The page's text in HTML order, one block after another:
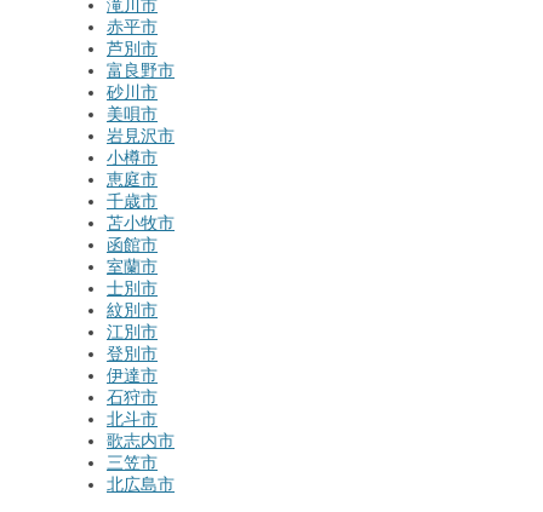
滝川市
赤平市
芦別市
富良野市
砂川市
美唄市
岩見沢市
小樽市
恵庭市
千歳市
苫小牧市
函館市
室蘭市
士別市
紋別市
江別市
登別市
伊達市
石狩市
北斗市
歌志内市
三笠市
北広島市